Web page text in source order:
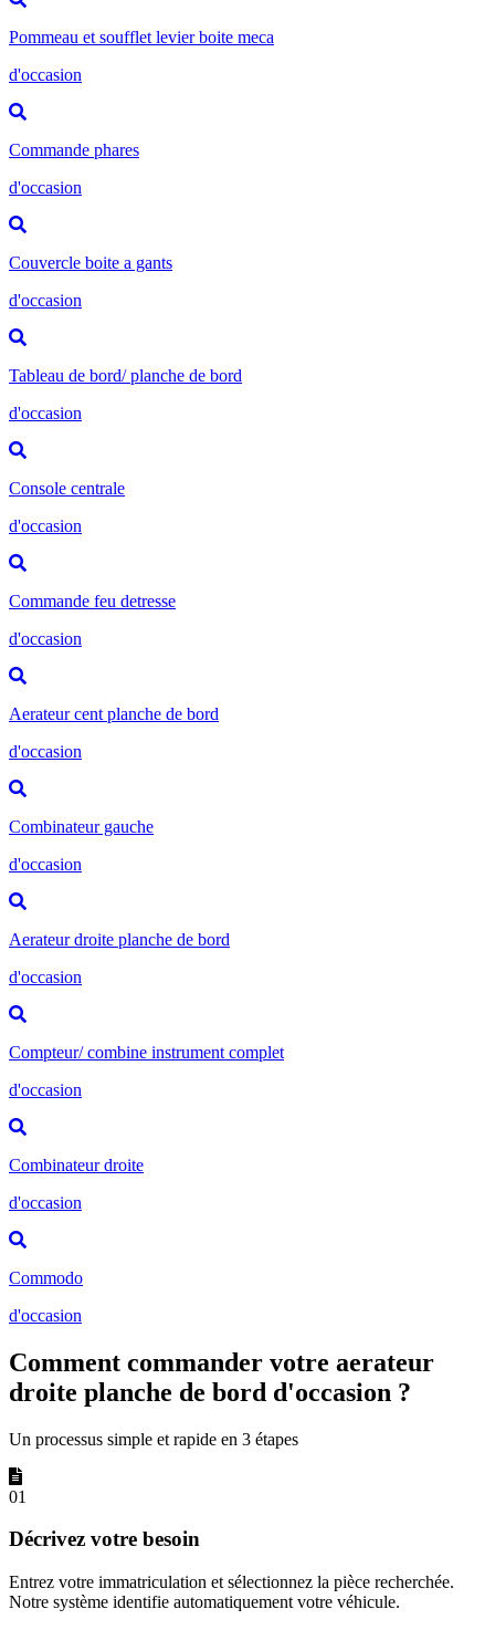
Pommeau et soufflet levier boite meca
d'occasion
Commande phares
d'occasion
Couvercle boite a gants
d'occasion
Tableau de bord/ planche de bord
d'occasion
Console centrale
d'occasion
Commande feu detresse
d'occasion
Aerateur cent planche de bord
d'occasion
Combinateur gauche
d'occasion
Aerateur droite planche de bord
d'occasion
Compteur/ combine instrument complet
d'occasion
Combinateur droite
d'occasion
Commodo
d'occasion
Comment commander votre aerateur
droite planche de bord d'occasion ?
Un processus simple et rapide en 3 étapes
01
Décrivez votre besoin
Entrez votre immatriculation et sélectionnez la pièce recherchée.
Notre système identifie automatiquement votre véhicule.